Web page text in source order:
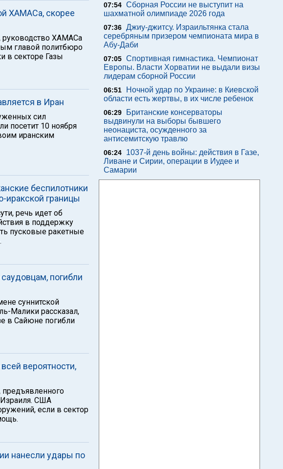
ХАМАСа, скорее
руководство ХАМАСа
главой политбюро
в секторе Газы
в Иран
сил
посетит 10 ноября
иранским
беспилотники
иракской границы
речь идет об
в поддержку
пусковые ракетные
погибли
суннитской
Малики рассказал,
в Сайюне погибли
вероятности,
предъявленного
США
если в сектор
нанесли удары по
07:54 Сборная России не выступит на
шахматной олимпиаде 2026 года
07:36 Джиу-джитсу. Израильтянка стала
серебряным призером чемпионата мира в
Абу-Даби
07:05 Спортивная гимнастика. Чемпионат
Европы. Власти Хорватии не выдали визы
лидерам сборной России
06:51
Ночной удар по Украине: в Киевской
области есть жертвы, в их числе ребенок
06:29
Британские консерваторы
выдвинули на выборы бывшего
неонациста, осужденного за
антисемитскую травлю
06:24
1037-й день войны: действия в Газе,
Ливане и Сирии, операции в Иудее и
Самарии